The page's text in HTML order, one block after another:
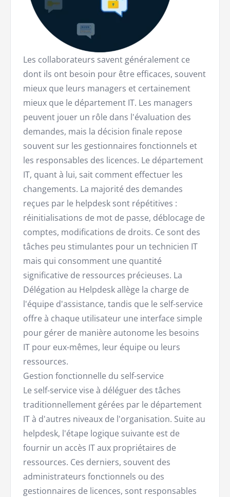
Les collaborateurs savent généralement ce
dont ils ont besoin pour être efficaces, souvent
mieux que leurs managers et certainement
mieux que le département IT. Les managers
peuvent jouer un rôle dans l'évaluation des
demandes, mais la décision finale repose
souvent sur les gestionnaires fonctionnels et
les responsables des licences. Le département
IT, quant à lui, sait comment effectuer les
changements. La majorité des demandes
reçues par le helpdesk sont répétitives :
réinitialisations de mot de passe, déblocage de
comptes, modifications de droits. Ce sont des
tâches peu stimulantes pour un technicien IT
mais qui consomment une quantité
significative de ressources précieuses. La
Délégation au Helpdesk allège la charge de
l'équipe d'assistance, tandis que le self-service
offre à chaque utilisateur une interface simple
pour gérer de manière autonome les besoins
IT pour eux-mêmes, leur équipe ou leurs
ressources.
Gestion fonctionnelle du self-service
Le self-service vise à déléguer des tâches
traditionnellement gérées par le département
IT à d'autres niveaux de l'organisation. Suite au
helpdesk, l'étape logique suivante est de
fournir un accès IT aux propriétaires de
ressources. Ces derniers, souvent des
administrateurs fonctionnels ou des
gestionnaires de licences, sont responsables